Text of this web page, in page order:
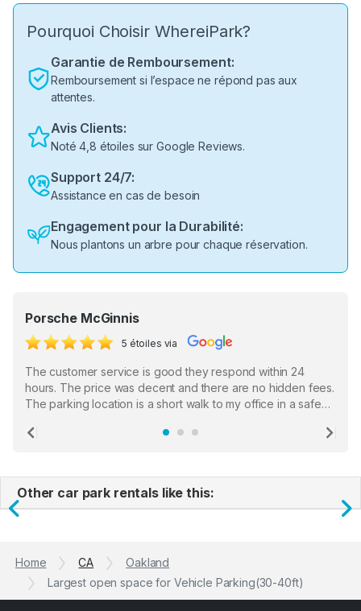
Pourquoi Choisir WhereiPark?
Garantie de Remboursement:
Remboursement si l’espace ne répond pas aux
attentes.
Avis Clients:
Noté 4,8 étoiles sur Google Reviews.
Support 24/7:
Assistance en cas de besoin
Engagement pour la Durabilité:
Nous plantons un arbre pour chaque réservation.
Porsche McGinnis
5 étoiles via
The customer service is good they respond within 24
hours. The price was decent and there are no hidden fees.
The parking location is a short walk to my office in a safe
the staff who serve as a third party in distributing the
Previous
Other car park rentals like this:
Previous
Home CA
Oakland
Largest open space for Vehicle Parking(30-40ft)